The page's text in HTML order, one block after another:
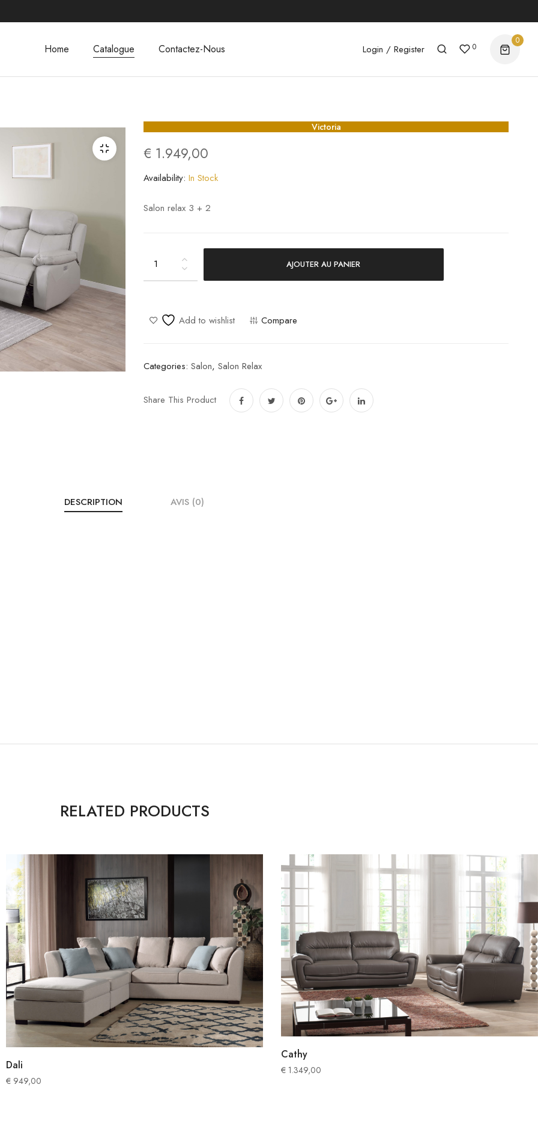
Home Catalogue Contactez-Nous Login / Register 0
0
Victoria
€ 1.949,00
Availability: In Stock
Salon relax 3 + 2
Victoria
quantity
AJOUTER AU PANIER
Add to wishlist Compare
Categories: Salon, Salon Relax
Share This Product
DESCRIPTION AVIS (0)
RELATED PRODUCTS
Dali
€ 949,00
Cathy
€ 1.349,00